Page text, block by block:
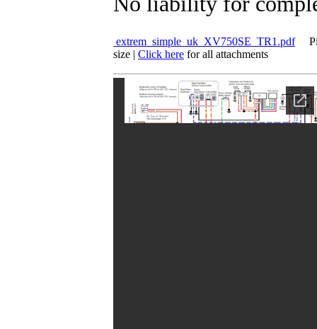
extrem_simple_uk_XV750SE_TR1.pdf
size | Click here for all attachments